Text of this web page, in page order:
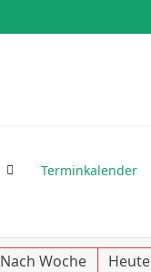
Terminkalender
Nach Woche Heute